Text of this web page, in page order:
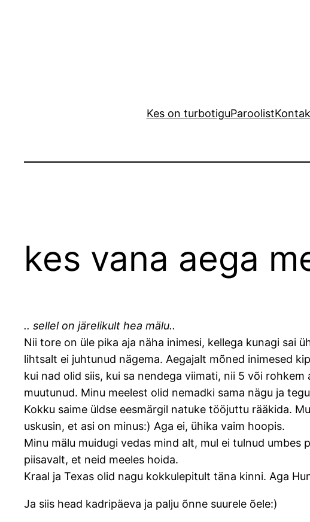
Kes on turbotiguParoolist
kes vana aega
.. sellel on järelikult hea mälu..
Nii tore on üle pika aja näha inimesi, kellega kunagi sai
lihtsalt ei juhtunud nägema. Aegajalt mõned inimesed
kui nad olid siis, kui sa nendega viimati, nii 5 või
muutunud. Minu meelest olid nemadki sama nägu ja
Kokku saime üldse eesmärgil natuke tööjuttu rääkida.
uskusin, et asi on minus:) Aga ei, ühika vaim hoopis.
Minu mälu muidugi vedas mind alt, mul ei tulnud umbes
piisavalt, et neid meeles hoida.
Kraal ja Texas olid nagu kokkulepitult täna kinni. Aga
Ja siis head kadripäeva ja palju õnne suurele õele:)